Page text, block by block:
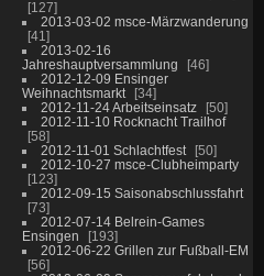
127
2013-03-02 msce-Märzwanderung
41
2013-02-16
Jahreshauptversammlung
46
2012-12-09 Ensinger
Weihnachtsmarkt
34
2012-11-24 Arbeitseinsatz
50
2012-11-10 Rocknacht Trailhof
58
2012-11-01 Schlachtfest
50
2012-10-27 msce-Clubheimparty
123
2012-09-15 Saisonabschlussfahrt
73
2012-07-14 Belrein-Games
Ensingen
193
2012-06-22 Grillen zur Fußball-EM
56